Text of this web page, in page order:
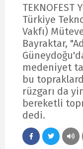
TEKNOFEST
Türkiye
Vakfı)
Bayraktar,
medeniyet
bu
rüzgarı da
bereketli
dedi.